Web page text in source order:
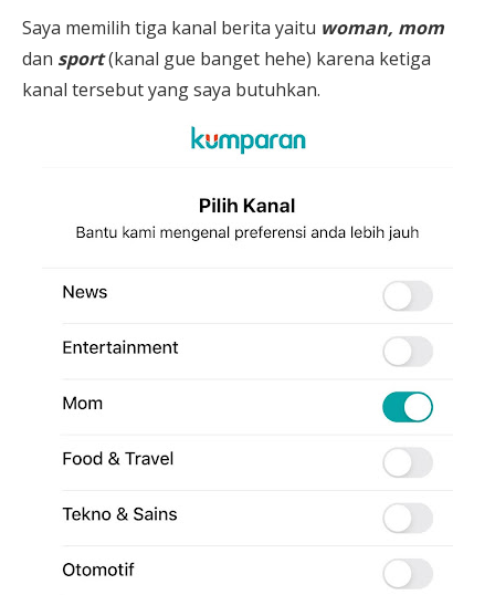
Saya memilih tiga kanal berita yaitu woman, mom
dan sport(kanal gue banget hehe) karena ketiga
kanal tersebut yang saya butuhkan.